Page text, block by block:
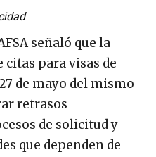
señaló que la
para visas de
de mayo del mismo
retrasos
de solicitud y
que dependen de